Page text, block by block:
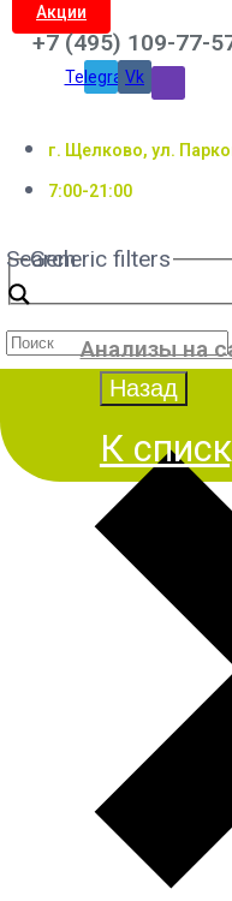
Акции
+7 (495) 109-77-
TelegramVk
г. Щелково, ул.
7:00-21:00
Search
Generic filters
Анализы на
К